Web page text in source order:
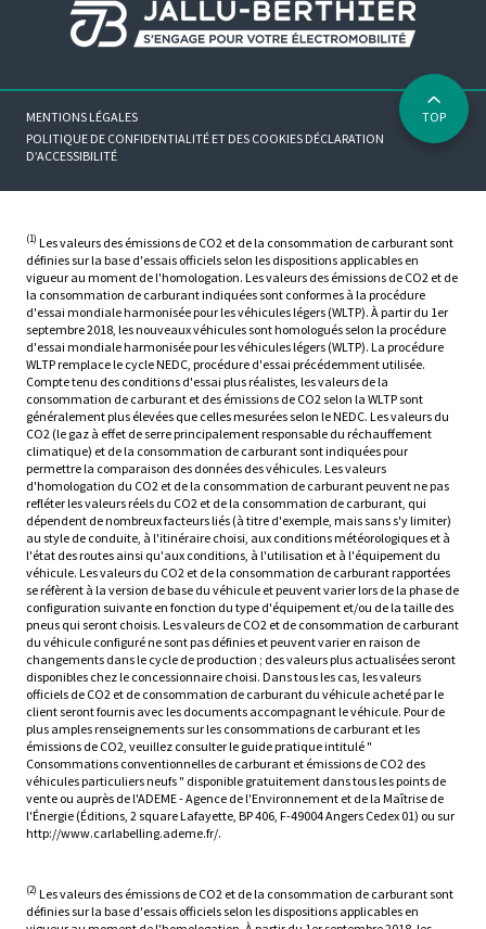
MENTIONS LÉGALES
POLITIQUE DE CONFIDENTIALITÉ ET DES COOKIES DÉCLARATION
D’ACCESSIBILITÉ
TOP
(1) Les valeurs des émissions de CO2 et de la consommation de carburant sont
définies sur la base d'essais officiels selon les dispositions applicables en
vigueur au moment de l'homologation. Les valeurs des émissions de CO2 et de
la consommation de carburant indiquées sont conformes à la procédure
d'essai mondiale harmonisée pour les véhicules légers (WLTP). À partir du 1er
septembre 2018, les nouveaux véhicules sont homologués selon la procédure
d'essai mondiale harmonisée pour les véhicules légers (WLTP). La procédure
WLTP remplace le cycle NEDC, procédure d'essai précédemment utilisée.
Compte tenu des conditions d'essai plus réalistes, les valeurs de la
consommation de carburant et des émissions de CO2 selon la WLTP sont
généralement plus élevées que celles mesurées selon le NEDC. Les valeurs du
CO2 (le gaz à effet de serre principalement responsable du réchauffement
climatique) et de la consommation de carburant sont indiquées pour
permettre la comparaison des données des véhicules. Les valeurs
d'homologation du CO2 et de la consommation de carburant peuvent ne pas
refléter les valeurs réels du CO2 et de la consommation de carburant, qui
dépendent de nombreux facteurs liés (à titre d'exemple, mais sans s'y limiter)
au style de conduite, à l'itinéraire choisi, aux conditions météorologiques et à
l'état des routes ainsi qu'aux conditions, à l'utilisation et à l'équipement du
véhicule. Les valeurs du CO2 et de la consommation de carburant rapportées
se réfèrent à la version de base du véhicule et peuvent varier lors de la phase de
configuration suivante en fonction du type d'équipement et/ou de la taille des
pneus qui seront choisis. Les valeurs de CO2 et de consommation de carburant
du véhicule configuré ne sont pas définies et peuvent varier en raison de
changements dans le cycle de production ; des valeurs plus actualisées seront
disponibles chez le concessionnaire choisi. Dans tous les cas, les valeurs
officiels de CO2 et de consommation de carburant du véhicule acheté par le
client seront fournis avec les documents accompagnant le véhicule. Pour de
plus amples renseignements sur les consommations de carburant et les
émissions de CO2, veuillez consulter le guide pratique intitulé "
Consommations conventionnelles de carburant et émissions de CO2 des
véhicules particuliers neufs " disponible gratuitement dans tous les points de
vente ou auprès de l'ADEME - Agence de l'Environnement et de la Maîtrise de
l'Énergie (Éditions, 2 square Lafayette, BP 406, F-49004 Angers Cedex 01) ou sur
http://www.carlabelling.ademe.fr/.
(2) Les valeurs des émissions de CO2 et de la consommation de carburant sont
définies sur la base d'essais officiels selon les dispositions applicables en